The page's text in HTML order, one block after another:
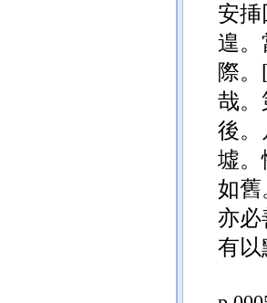
安挿
遑。
際。
哉。
後。
墟。
如舊
亦必
有以